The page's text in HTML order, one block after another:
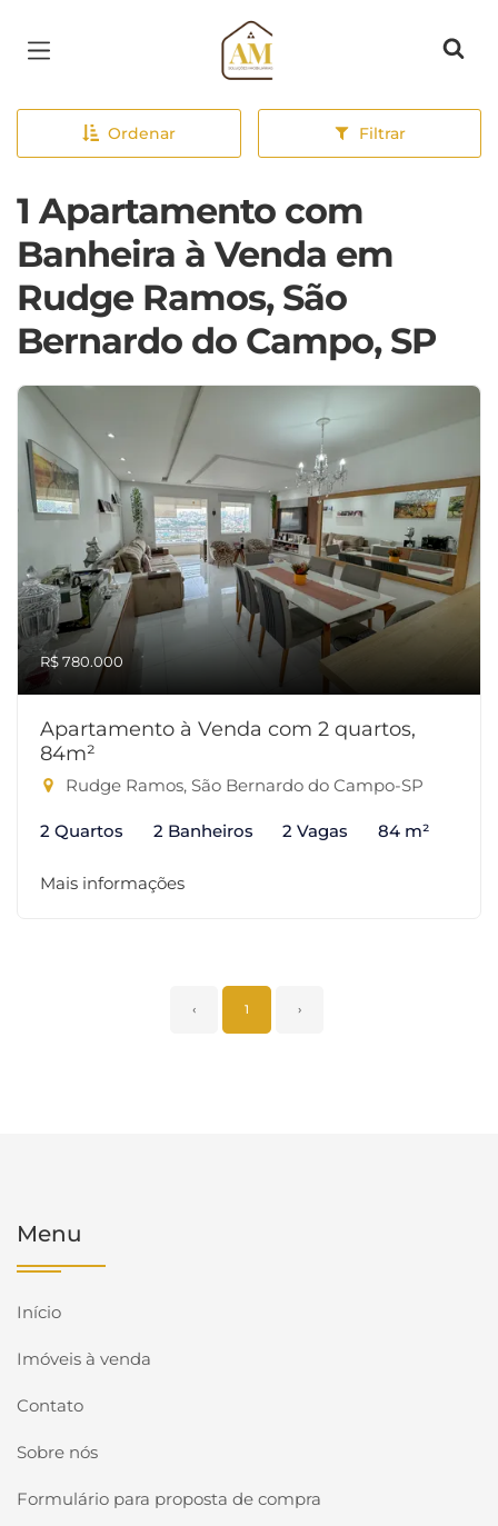
Página inicial
Ordenar Filtrar
1 Apartamento com
Banheira à Venda em
Rudge Ramos, São
Bernardo do Campo, SP
R$ 780.000
Apartamento à Venda com 2 quartos,
84m²
Rudge Ramos, São Bernardo do Campo-SP
2 Quartos 2 Banheiros 2 Vagas 84 m²
Mais informações
‹ 1 ›
Menu
Início
Imóveis à venda
Contato
Sobre nós
Formulário para proposta de compra